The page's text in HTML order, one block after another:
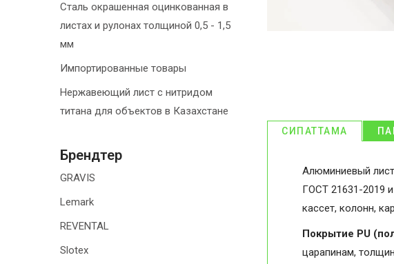
СИПАТТАМА
Алюминиевый
ГОСТ 21631-2019
кассет, колонн,
Покрытие PU
царапинам,
Сталь окрашенная оцинкованная в
листах и рулонах толщиной 0,5 - 1,5
мм
Импортированные товары
Нержавеющий лист с нитридом
титана для объектов в Казахстане
Брендтер
GRAVIS
Lemark
REVENTAL
Slotex